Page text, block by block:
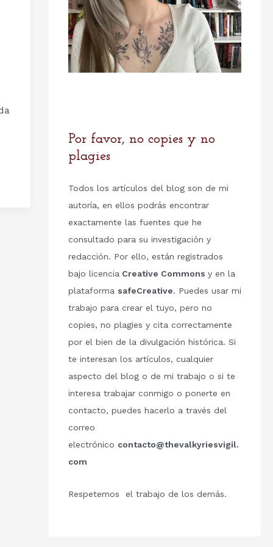
Por favor, no copies y no
plagies
Todos los artículos del blog son de mi
autoría, en ellos podrás encontrar
exactamente las fuentes que he
consultado para su investigación y
redacción. Por ello, están registrados
bajo licencia Creative Commons y en la
plataforma safeCreative. Puedes usar mi
trabajo para crear el tuyo, pero no
copies, no plagies y cita correctamente
por el bien de la divulgación histórica. Si
te interesan los artículos, cualquier
aspecto del blog o de mi trabajo o si te
interesa trabajar conmigo o ponerte en
contacto, puedes hacerlo a través del
correo
electrónico contacto@thevalkyriesvigil.
com
Respetemos el trabajo de los demás.